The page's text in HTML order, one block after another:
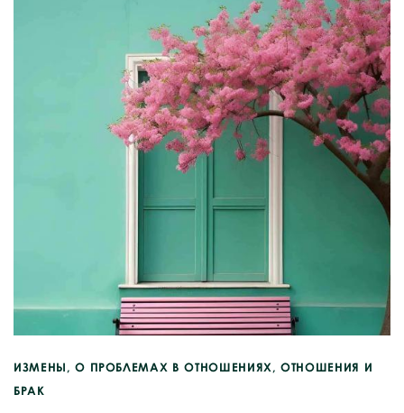
ИЗМЕНЫ,О ПРОБЛЕМАХ В ОТНОШЕНИЯХ,ОТНОШЕНИЯ И
БРАК